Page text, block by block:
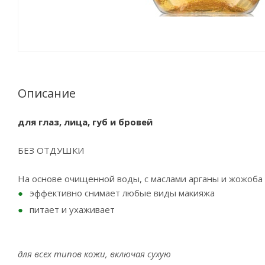
Описание
для глаз, лица, губ и бровей
БЕЗ ОТДУШКИ
На основе очищенной воды, с маслами арганы и жожоба
эффективно снимает любые виды макияжа
питает и ухаживает
для всех типов кожи, включая сухую